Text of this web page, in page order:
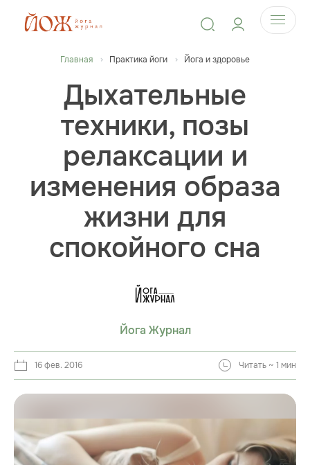
Главная Практика йоги Йога и здоровье
Дыхательные
техники, позы
релаксации и
изменения образа
жизни для
спокойного сна
Йога Журнал
16 фев. 2016 Читать ~ 1 мин